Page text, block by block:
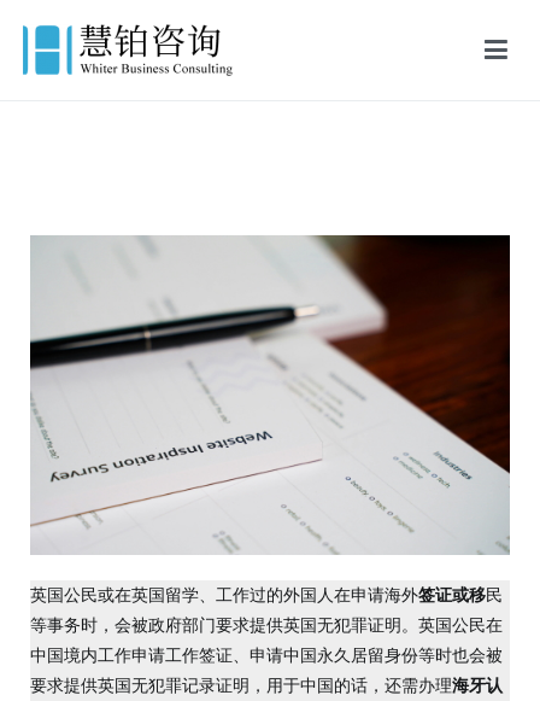
英国公民或在英国留学、工作过的外国人在申请海外签证或移民
等事务时，会被政府部门要求提供英国无犯罪证明。英国公民在
中国境内工作申请工作签证、申请中国永久居留身份等时也会被
要求提供英国无犯罪记录证明，用于中国的话，还需办理海牙认